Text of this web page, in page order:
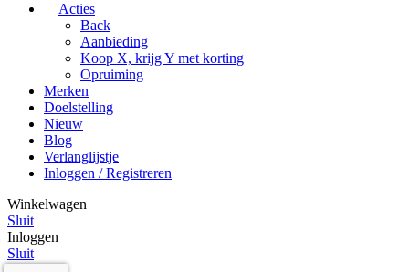
Acties
Back
Aanbieding
Koop X, krijg Y met korting
Opruiming
Merken
Doelstelling
Nieuw
Blog
Verlanglijstje
Inloggen / Registreren
Winkelwagen
Sluit
Inloggen
Sluit